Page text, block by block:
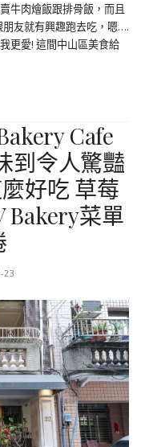
牛肉燴飯跟排骨飯，而且
友就有興趣跑去吃，嗯….
更愛! 這間中山區美食給
Cafe
到令人驚豔
好吃 草莓
Bakery菜單
23